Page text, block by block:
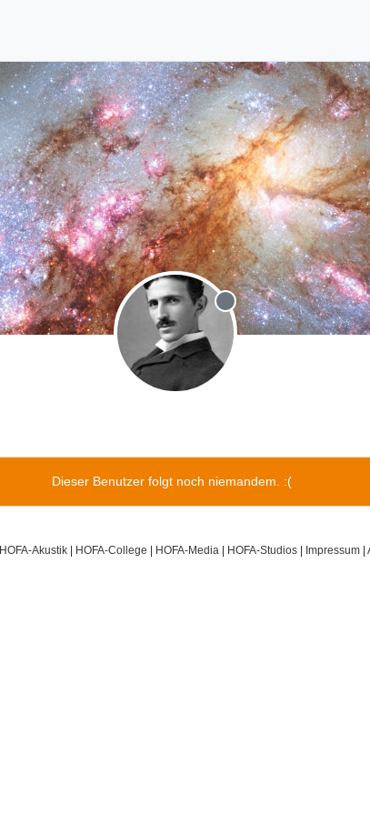
Offline
Dieser Benutzer folgt noch niemandem. :(
HOFA-Akustik| HOFA-College HOFA-Media HOFA-Studios| Impressum|